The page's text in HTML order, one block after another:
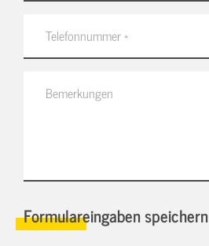
Formulareingaben speichern